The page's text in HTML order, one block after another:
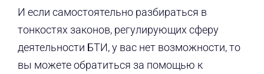
И если самостоятельно разбираться в
тонкостях законов, регулирующих сферу
деятельности БТИ, у вас нет возможности, то
вы можете обратиться за помощью к